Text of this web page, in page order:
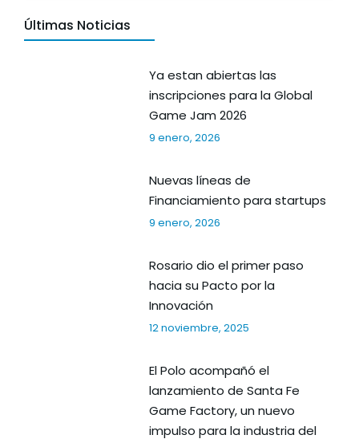
Últimas Noticias
Ya estan abiertas las
inscripciones para la Global
Game Jam 2026
9 enero, 2026
Nuevas líneas de
Financiamiento para startups
9 enero, 2026
Rosario dio el primer paso
hacia su Pacto por la
Innovación
12 noviembre, 2025
El Polo acompañó el
lanzamiento de Santa Fe
Game Factory, un nuevo
impulso para la industria del